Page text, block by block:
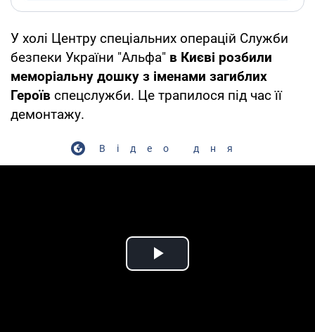
У холі Центру спеціальних операцій Служби
безпеки України "Альфа" в Києві розбили
меморіальну дошку з іменами загиблих
Героїв спецслужби. Це трапилося під час її
демонтажу.
Відео дня
Play Video